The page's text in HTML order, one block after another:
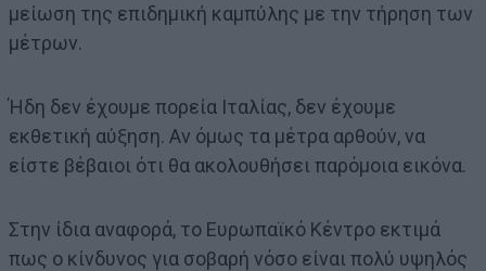
μείωση της επιδημική καμπύλης με την τήρηση των
μέτρων.
Ήδη δεν έχουμε πορεία Ιταλίας, δεν έχουμε
εκθετική αύξηση. Αν όμως τα μέτρα αρθούν, να
είστε βέβαιοι ότι θα ακολουθήσει παρόμοια εικόνα.
Στην ίδια αναφορά, το Ευρωπαϊκό Κέντρο εκτιμά
πως ο κίνδυνος για σοβαρή νόσο είναι πολύ υψηλός